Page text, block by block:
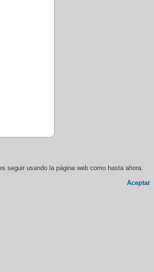
seguir usando la página web como hasta ahora.
Aceptar